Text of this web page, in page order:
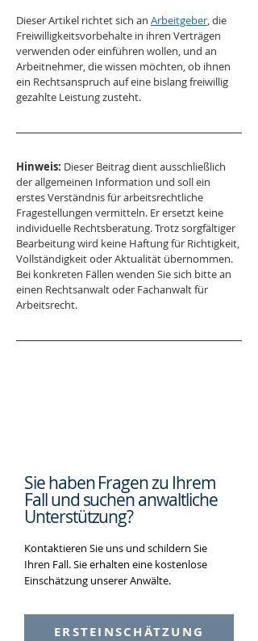
Dieser Artikel richtet sich an Arbeitgeber, die
Freiwilligkeitsvorbehalte in ihren Verträgen
verwenden oder einführen wollen, und an
Arbeitnehmer, die wissen möchten, ob ihnen
ein Rechtsanspruch auf eine bislang freiwillig
gezahlte Leistung zusteht.
Hinweis: Dieser Beitrag dient ausschließlich
der allgemeinen Information und soll ein
erstes Verständnis für arbeitsrechtliche
Fragestellungen vermitteln. Er ersetzt keine
individuelle Rechtsberatung. Trotz sorgfältiger
Bearbeitung wird keine Haftung für Richtigkeit,
Vollständigkeit oder Aktualität übernommen.
Bei konkreten Fällen wenden Sie sich bitte an
einen Rechtsanwalt oder Fachanwalt für
Arbeitsrecht.
Sie haben Fragen zu Ihrem
Fall und suchenanwaltliche
Unterstützung?
Kontaktieren Sie uns und schildern Sie
Ihren Fall. Sie erhalten eine kostenlose
Einschätzung unserer Anwälte.
ERSTEINSCHÄTZUNG